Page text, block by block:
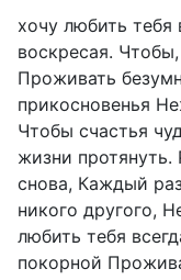
хочу любить тебя
воскресая.
Проживать
прикосновенья
Чтобы счастья
жизни протянуть.
снова, Каждый
никого другого,
любить тебя
покорной